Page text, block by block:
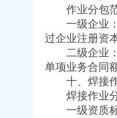
作业分包
一级企业：
过企业注册资
二级企业：
单项业务合同
十、焊接作
焊接作业分
一级资质